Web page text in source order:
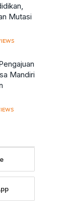
Mutasi
Mandiri